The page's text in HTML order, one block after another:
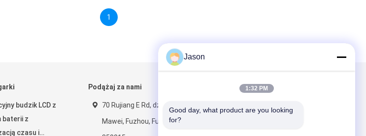
1
budzik LCD z
baterii z
czasu i
Podążaj za nami
70 Rujiang E Rd, dzielnica
Mawei, Fuzhou, Fujian, Chiny,
Napisz do nas
Jason
1:32 PM
Good day, what product are you looking
for?